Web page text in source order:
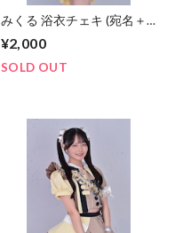
みくる 浴衣チェキ (宛名＋
¥2,000
SOLD OUT